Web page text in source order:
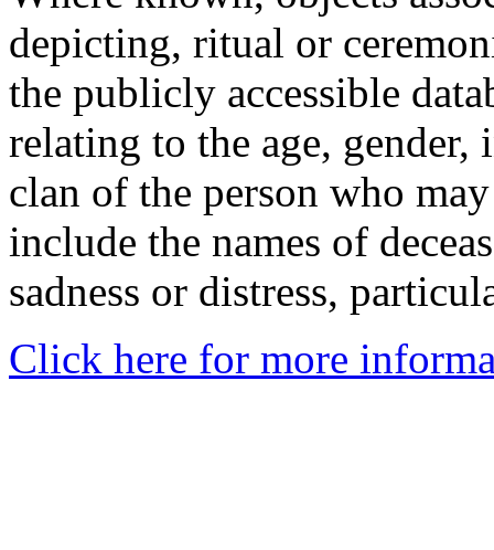
depicting, ritual or
the publicly accessible
relating to the age,
clan of the person who
include the names of
sadness or distress,
Click here for more